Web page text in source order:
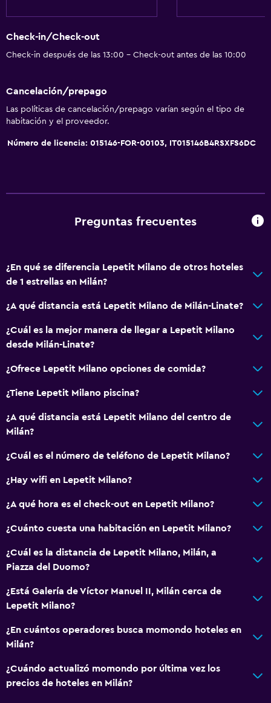
Check-in/Check-out
Check-in después de las 13:00 - Check-out antes de las 10:00
Cancelación/prepago
Las políticas de cancelación/prepago varían según el tipo de
habitación y el proveedor.
Número de licencia: 015146-FOR-00103, IT015146B4RSXFS6DC
Preguntas frecuentes
¿En qué se diferencia Lepetit Milano de otros hoteles
de 1 estrellas en Milán?
¿A qué distancia está Lepetit Milano de Milán-Linate?
¿Cuál es la mejor manera de llegar a Lepetit Milano
desde Milán-Linate?
¿Ofrece Lepetit Milano opciones de comida?
¿Tiene Lepetit Milano piscina?
¿A qué distancia está Lepetit Milano del centro de
Milán?
¿Cuál es el número de teléfono de Lepetit Milano?
¿Hay wifi en Lepetit Milano?
¿A qué hora es el check-out en Lepetit Milano?
¿Cuánto cuesta una habitación en Lepetit Milano?
¿Cuál es la distancia de Lepetit Milano, Milán, a
Piazza del Duomo?
¿Está Galería de Víctor Manuel II, Milán cerca de
Lepetit Milano?
¿En cuántos operadores busca momondo hoteles en
Milán?
¿Cuándo actualizó momondo por última vez los
precios de hoteles en Milán?